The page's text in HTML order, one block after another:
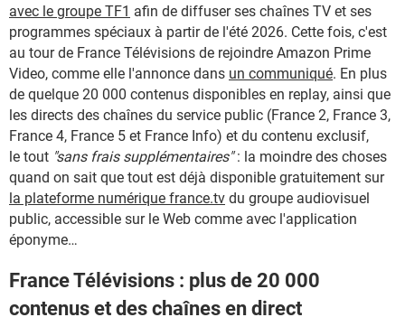
avec le groupe TF1 afin de diffuser ses chaînes TV et ses
programmes spéciaux à partir de l'été 2026. Cette fois, c'est
au tour de France Télévisions de rejoindre Amazon Prime
Video, comme elle l'annonce dans un communiqué. En plus
de quelque 20 000 contenus disponibles en replay, ainsi que
les directs des chaînes du service public (France 2, France 3,
France 4, France 5 et France Info) et du contenu exclusif,
le tout "sans frais supplémentaires": la moindre des choses
quand on sait que tout est déjà disponible gratuitement sur
la plateforme numérique france.tv du groupe audiovisuel
public, accessible sur le Web comme avec l'application
éponyme…
France Télévisions : plus de 20 000
contenus et des chaînes en direct